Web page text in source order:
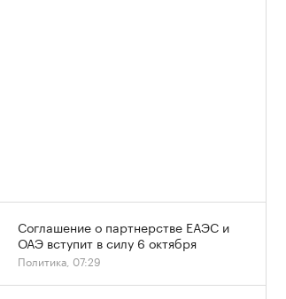
Соглашение о партнерстве ЕАЭС и
ОАЭ вступит в силу 6 октября
Политика, 07:29